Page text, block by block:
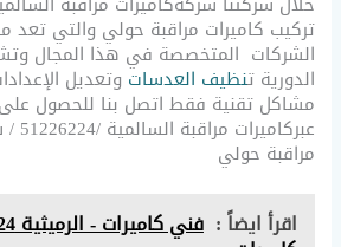
تركيب كاميرات مراقبة حولي والتي
الشركات المتخصصة في هذا المجال
الدورية تنظيف العدسات وتعديل
مشاكل تقنية فقط اتصل بنا للحصول
مراقبة حولي
اقرأ ايضاً :